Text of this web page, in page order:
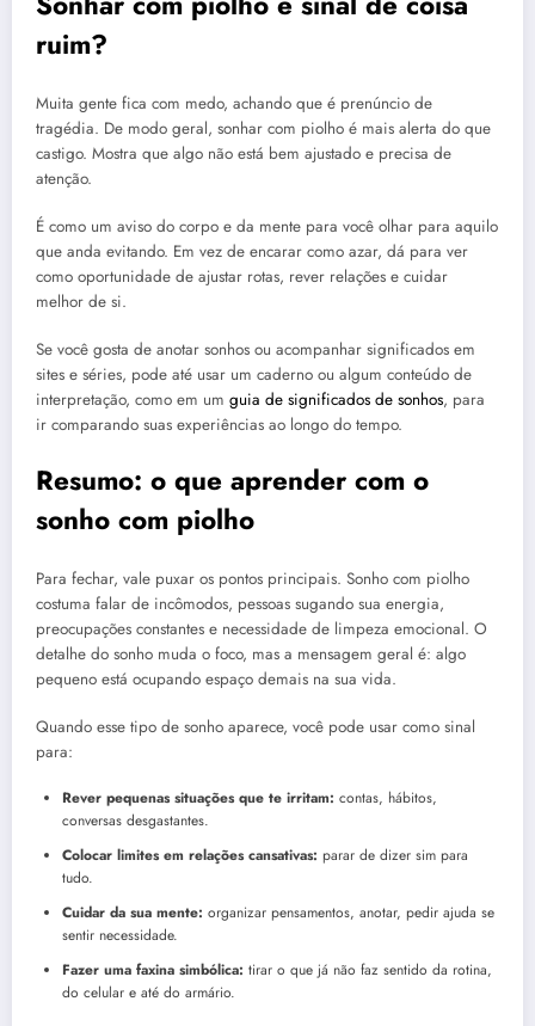
ruim?
Muita gente fica com medo, achando que é prenúncio de
tragédia. De modo geral, sonhar com piolho é mais alerta do que
castigo. Mostra que algo não está bem ajustado e precisa de
atenção.
É como um aviso do corpo e da mente para você olhar para aquilo
que anda evitando. Em vez de encarar como azar, dá para ver
como oportunidade de ajustar rotas, rever relações e cuidar
melhor de si.
Se você gosta de anotar sonhos ou acompanhar significados em
sites e séries, pode até usar um caderno ou algum conteúdo de
interpretação, como em um guia de significados de sonhos, para
ir comparando suas experiências ao longo do tempo.
Resumo: o que aprender com o
sonho com piolho
Para fechar, vale puxar os pontos principais. Sonho com piolho
costuma falar de incômodos, pessoas sugando sua energia,
preocupações constantes e necessidade de limpeza emocional. O
detalhe do sonho muda o foco, mas a mensagem geral é: algo
pequeno está ocupando espaço demais na sua vida.
Quando esse tipo de sonho aparece, você pode usar como sinal
para:
Rever pequenas situações que te irritam: contas, hábitos,
conversas desgastantes.
Colocar limites em relações cansativas: parar de dizer sim para
tudo.
Cuidar da sua mente: organizar pensamentos, anotar, pedir ajuda se
sentir necessidade.
Fazer uma faxina simbólica: tirar o que já não faz sentido da rotina,
do celular e até do armário.